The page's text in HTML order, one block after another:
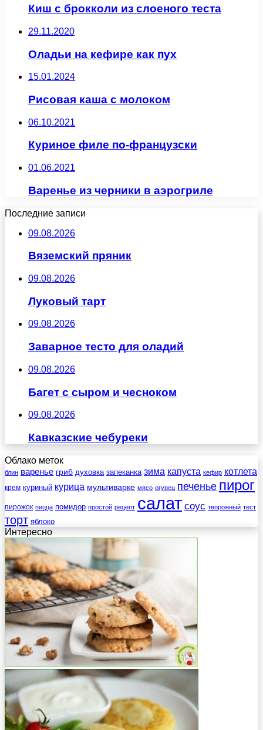
Киш с брокколи из слоеного теста
29.11.2020
Оладьи на кефире как пух
15.01.2024
Рисовая каша с молоком
06.10.2021
Куриное филе по-французски
01.06.2021
Варенье из черники в аэрогриле
Последние записи
09.08.2026
Вяземский пряник
09.08.2026
Луковый тарт
09.08.2026
Заварное тесто для оладий
09.08.2026
Багет с сыром и чесноком
09.08.2026
Кавказские чебуреки
Облако меток
блин варенье гриб духовка запеканка зима капуста кефир котлета
крем куриный курица мультиварке мясо огурец печенье пирог
пирожок пицца помидор простой рецепт салат соус творожный тест
торт яблоко
Интересно